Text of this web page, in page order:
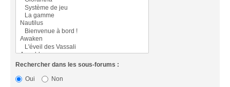
Rechercher dans les sous-forums :
Oui
Non